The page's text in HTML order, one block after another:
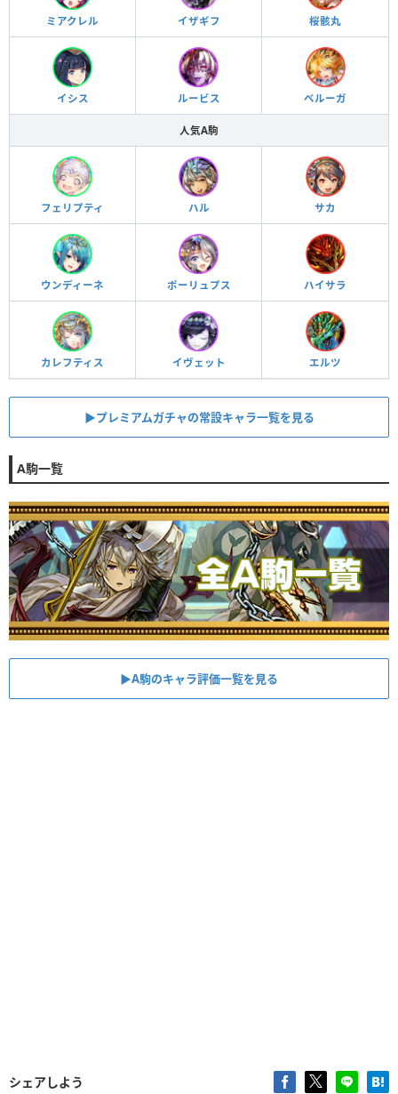
ミアクレル イザギフ 桜骸丸
イシス ルービス ベルーガ
人気A駒
フェリプティ ハル サカ
ウンディーネ ポーリュプス ハイサラ
カレフティス イヴェット エルツ
▶︎プレミアムガチャの常設キャラ一覧を見る
A駒一覧
▶︎A駒のキャラ評価一覧を見る
シェアしよう